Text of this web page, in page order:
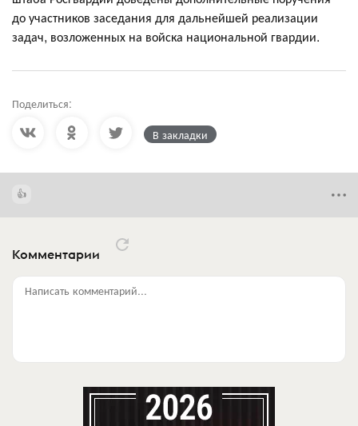
до участников заседания для дальнейшей реализации
задач, возложенных на войска национальной гвардии.
Поделиться:
В закладки
Комментарии
Написать комментарий...